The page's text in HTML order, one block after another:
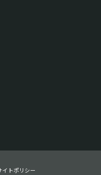
イトポリシー